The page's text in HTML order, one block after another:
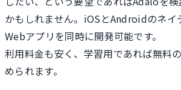
かもしれません。iOSとAndroidのネイ
Webアプリを同時に開発可能です。
利用料金も安く、学習用であれば無料
められます。